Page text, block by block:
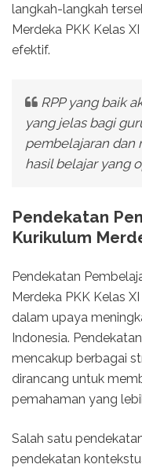
langkah-langkah
Merdeka PKK Kelas
efektif.
RPP yang baik
yang jelas bagi
pembelajaran dan
hasil belajar yang
Pendekatan
Kurikulum
Pendekatan
Merdeka PKK Kelas
dalam upaya
Indonesia.
mencakup berbagai
dirancang untuk
pemahaman yang
Salah satu
pendekatan